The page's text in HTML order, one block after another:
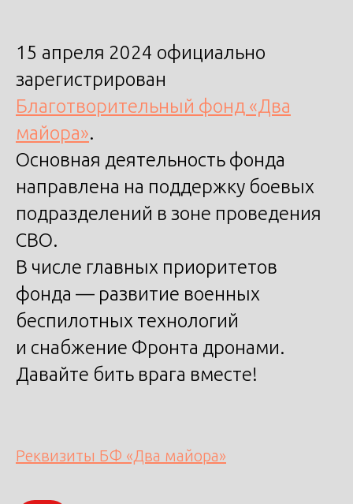
15 апреля 2024 официально
зарегистрирован
Благотворительный фонд «Два
майора».
Основная деятельность фонда
направлена на поддержку боевых
подразделений в зоне проведения
СВО.
В числе главных приоритетов
фонда — развитие военных
беспилотных технологий
и снабжение Фронта дронами.
Давайте бить врага вместе!
Реквизиты БФ «Два майора»